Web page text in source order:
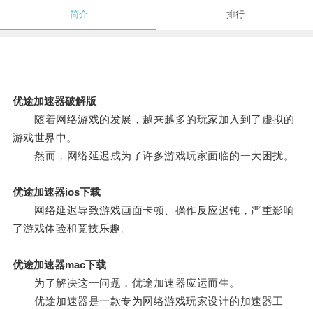
简介 排行
优途加速器破解版
随着网络游戏的发展，越来越多的玩家加入到了虚拟的
游戏世界中。
然而，网络延迟成为了许多游戏玩家面临的一大困扰。
优途加速器ios下载
网络延迟导致游戏画面卡顿、操作反应迟钝，严重影响
了游戏体验和竞技乐趣。
优途加速器mac下载
为了解决这一问题，优途加速器应运而生。
优途加速器是一款专为网络游戏玩家设计的加速器工